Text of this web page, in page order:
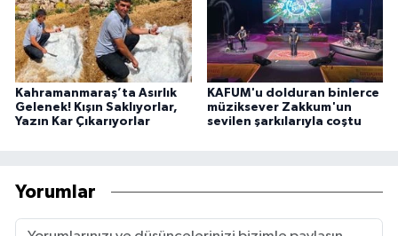
Kahramanmaraş’ta Asırlık
Gelenek! Kışın Saklıyorlar,
Yazın Kar Çıkarıyorlar
KAFUM'u dolduran binlerce
müziksever Zakkum'un
sevilen şarkılarıyla coştu
Yorumlar